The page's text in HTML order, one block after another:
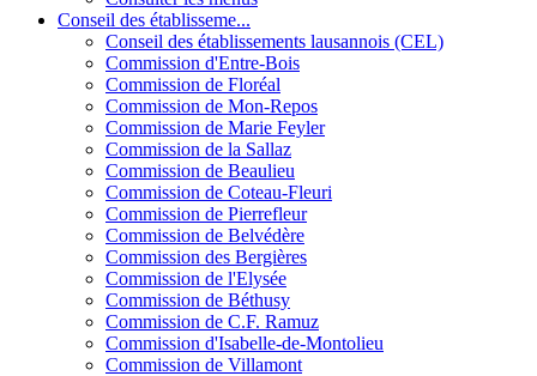
Conseil des établisseme...
Conseil des établissements lausannois (CEL)
Commission d'Entre-Bois
Commission de Floréal
Commission de Mon-Repos
Commission de Marie Feyler
Commission de la Sallaz
Commission de Beaulieu
Commission de Coteau-Fleuri
Commission de Pierrefleur
Commission de Belvédère
Commission des Bergières
Commission de l'Elysée
Commission de Béthusy
Commission de C.F. Ramuz
Commission d'Isabelle-de-Montolieu
Commission de Villamont